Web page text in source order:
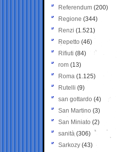
Referendum (200)
Regione (344)
Renzi (1.521)
Repetto (46)
Rifiuti (84)
rom (13)
Roma (1.125)
Rutelli (9)
san gottardo (4)
San Martino (3)
San Miniato (2)
sanità (306)
Sarkozy (43)